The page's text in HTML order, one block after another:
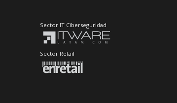
Sector IT Ciberseguridad
Sector Retail